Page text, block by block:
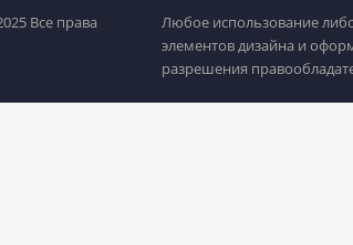
Все права
Любое использование
элементов дизайна и
разрешения